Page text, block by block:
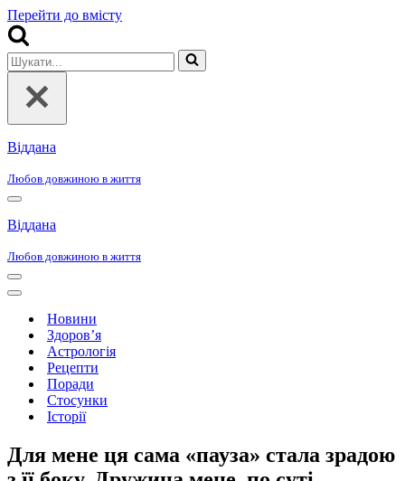
Перейти до вмісту
Шукати...
Віддана
Любов довжиною в життя
Меню
навігації
Віддана
Любов довжиною в життя
Меню
навігації
Меню
навігаціїНовини
Здоров’я
Астрологія
Рецепти
Поради
Стосунки
Історії
Для мене ця сама «пауза» стала зрадою